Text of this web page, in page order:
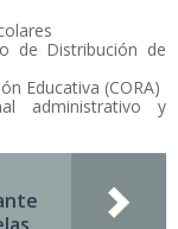
de Distribución de
Educativa (CORA)
administrativo y